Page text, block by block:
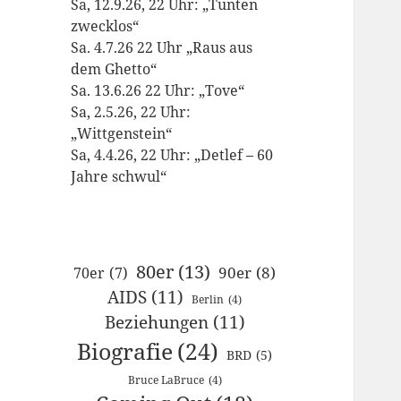
Sa, 12.9.26, 22 Uhr: „Tunten
zwecklos“
Sa. 4.7.26 22 Uhr „Raus aus
dem Ghetto“
Sa. 13.6.26 22 Uhr: „Tove“
Sa, 2.5.26, 22 Uhr:
„Wittgenstein“
Sa, 4.4.26, 22 Uhr: „Detlef – 60
Jahre schwul“
70er (7) 80er (13) 90er (8)
AIDS (11) Berlin (4)
Beziehungen (11)
Biografie(24) BRD (5)
Bruce LaBruce (4)